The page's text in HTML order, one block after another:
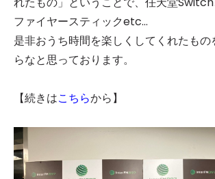
ファイヤースティックetc…
是非おうち時間を楽しくしてくれたもの
らなと思っております。
【続きはこちらから】